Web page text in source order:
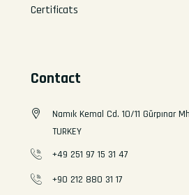
Certificats
Contact
Namık Kemal Cd. 10/11 Gürpınar
TURKEY
+49 251 97 15 31 47
+90 212 880 31 17